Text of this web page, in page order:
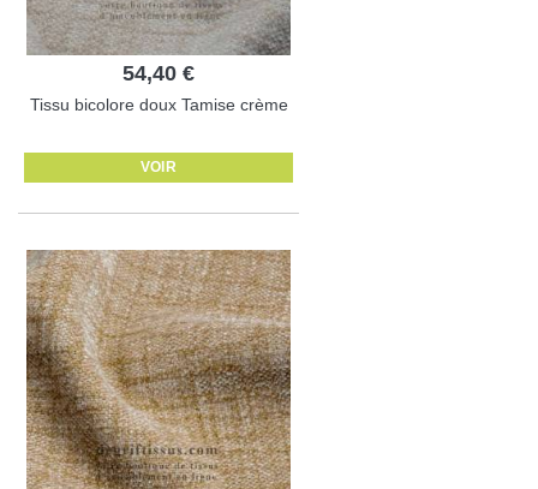
54,40 €
Tissu bicolore doux Tamise crème
VOIR